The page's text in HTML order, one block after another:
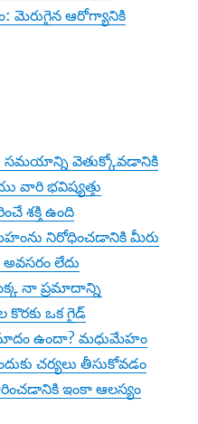
మెరుగైన ఆరోగ్యానికి
సమయాన్ని వెతుక్కోవడానికి
వారి భవిష్యత్తు
శక్తి ఉంది
నిరోధించడానికి మీరు
లేదు
నా ప్రమాదాన్ని
కొరకు ఒక గైడ్
ఉందా? మధుమేహం
చర్యలు తీసుకోవడం
ఇంకా ఆలస్యం